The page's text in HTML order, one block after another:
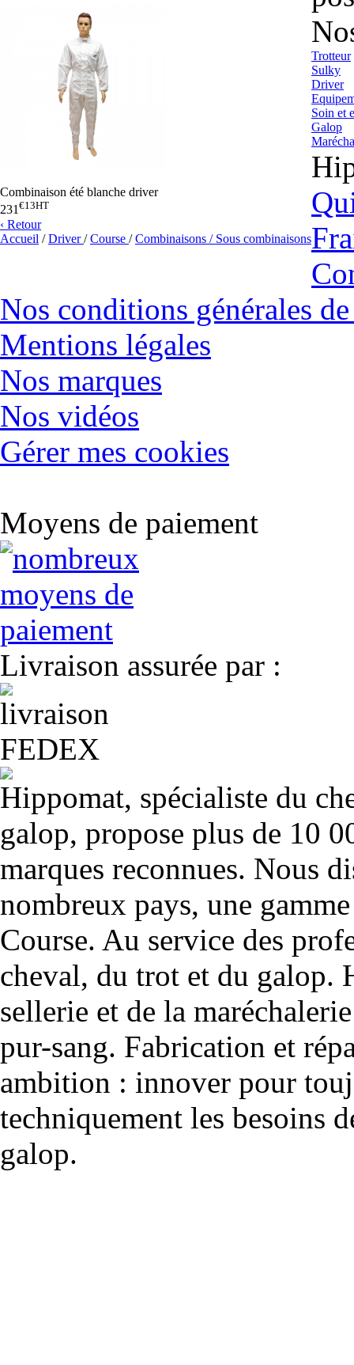
Combinaison été blanche driver
231€13HT
‹ Retour
Accueil /Driver /Course /Combinaisons / Sous combinaisons
Trotteur
Sulky
Driver
Soin et
Galop
Nos conditions générales
Mentions légales
Nos marques
Nos vidéos
Gérer mes cookies
Moyens de paiement
Livraison assurée par :
Hippomat, spécialiste du
galop, propose plus de 10
marques reconnues. Nous
nombreux pays, une
Course. Au service des
cheval, du trot et du galop.
sellerie et de la
pur-sang. Fabrication et
ambition : innover pour
techniquement les besoins
galop.